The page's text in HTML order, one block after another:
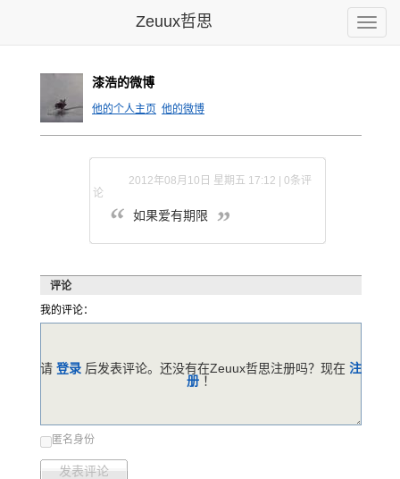
Toggle
Zeuux哲思
漆浩的微博
他的个人主页 他的微博
2012年08月10日 星期五 17:12 | 0条评
论
如果爱有期限
评论
我的评论：
匿名身份
发表评论
请 登录 后发表评论。还没有在Zeuux哲思注册吗？现在 注
册 ！